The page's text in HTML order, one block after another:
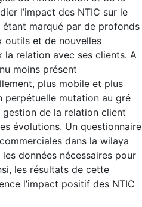
l’impact des NTIC sur le
étant marqué par de profonds
outils et de nouvelles
la relation avec ses clients. A
moins présent
plus mobile et plus
perpétuelle mutation au gré
de la relation client
évolutions. Un questionnaire
dans la wilaya
données nécessaires pour
les résultats de cette
l’impact positif des NTIC